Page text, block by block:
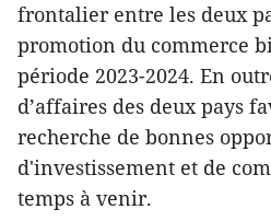
frontalier entre les deux
promotion du commerce
période 2023-2024. En
d’affaires des deux pays
recherche de bonnes
d'investissement et de
temps à venir.